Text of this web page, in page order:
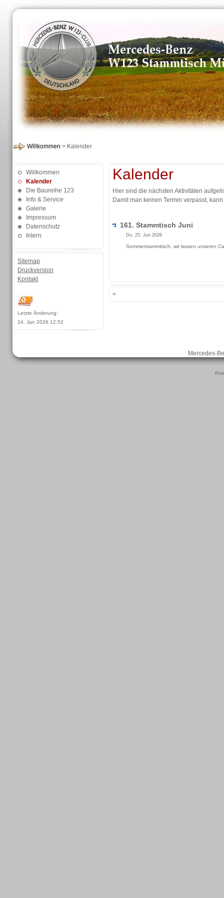
Willkommen > Kalender
Willkommen
Kalender
Die Baureihe 123
Info & Service
Galerie
Impressum
Datenschutz
Intern
Sitemap
Druckversion
Kontakt
Letzte Änderung:
24. Jan 2026 12:52
Kalender
Hier sind die nächsten Aktivitäten
Damit man keinen Termin verpasst,
161. Stammtisch Juni
Do, 25. Jun 2026
Sommerstammtisch, wir lassen unseren
<
Mercedes-